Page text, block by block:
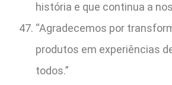
história e que continua a
“Agradecemos por
produtos em experiências
todos.”